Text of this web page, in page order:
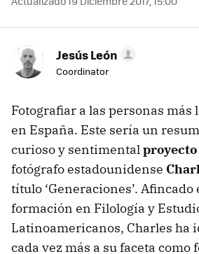
Jesús León
Coordinator
Fotografiar a las personas más
en España. Este sería un
curioso y sentimental
fotógrafo estadounidense
título ‘Generaciones’. Afincado
formación en Filología y
Latinoamericanos, Charles ha
cada vez más a su faceta como